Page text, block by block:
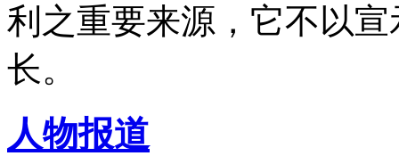
利之重要来源，它不以
长。
人物报道